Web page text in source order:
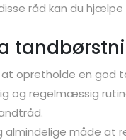
råd kan du
opretholde en god
og regelmæssig
måde at